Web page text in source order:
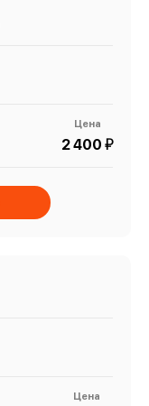
Цена
2 400 й
Цена